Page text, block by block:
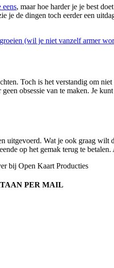
eens, maar hoe harder je je best
je de dingen toch eerder een
(wil je niet vanzelf armer
Toch is het verstandig om
geen obsessie van te maken. Je
uitgevoerd. Wat je ook graag wilt
op het gemak terug te
bij Open Kaart Producties
PER MAIL